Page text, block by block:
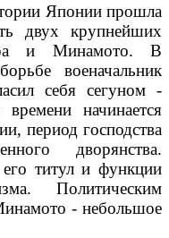
Японии прошла
двух крупнейших
и Минамото. В
военачальник
себя сегуном -
начинается
период господства
дворянства.
титул и функции
Политическим
- небольшое